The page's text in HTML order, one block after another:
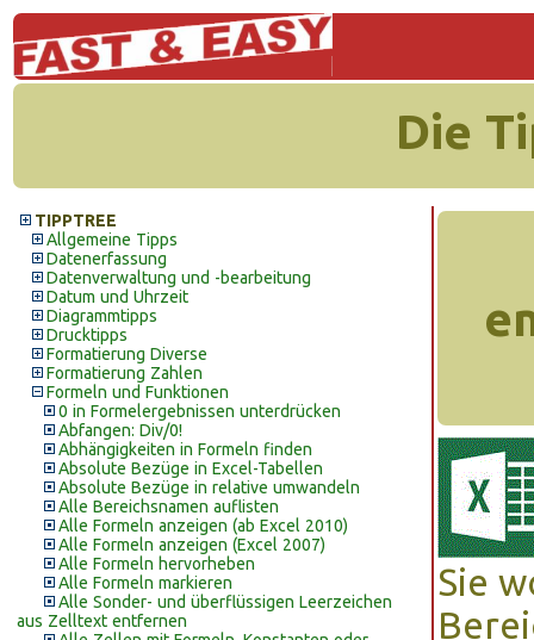
Die
TIPPTREE
Allgemeine Tipps
Datenerfassung
Datenverwaltung und -bearbeitung
Datum und Uhrzeit
Diagrammtipps
Drucktipps
Formatierung Diverse
Formatierung Zahlen
Formeln und Funktionen
0 in Formelergebnissen unterdrücken
Abfangen: Div/0!
Abhängigkeiten in Formeln finden
Absolute Bezüge in Excel-Tabellen
Absolute Bezüge in relative umwandeln
Alle Bereichsnamen auflisten
Alle Formeln anzeigen (ab Excel 2010)
Alle Formeln anzeigen (Excel 2007)
Alle Formeln hervorheben
Alle Formeln markieren
Alle Sonder- und überflüssigen Leerzeichen
aus Zelltext entfernen
Sie